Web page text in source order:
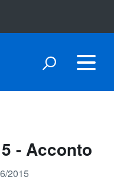
- Acconto
2015